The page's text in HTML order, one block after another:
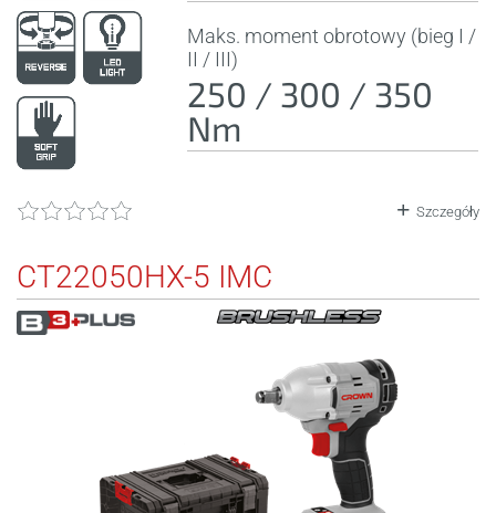
Maks. moment obrotowy (bieg I /
II / III)
250 / 300 / 350
Nm
Szczegóły
CT22050HX-5 IMC